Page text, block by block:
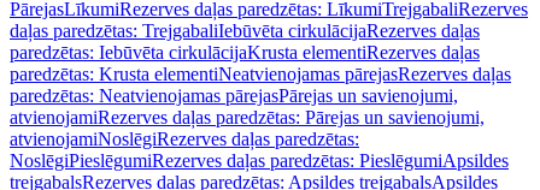
PārejasLīkumiRezerves daļas paredzētas: LīkumiTrejgabaliRezerves
daļas paredzētas: TrejgabaliIebūvēta cirkulācijaRezerves daļas
paredzētas: Iebūvēta cirkulācijaKrusta elementiRezerves daļas
paredzētas: Krusta elementiNeatvienojamas pārejasRezerves daļas
paredzētas: Neatvienojamas pārejasPārejas un savienojumi,
atvienojamiRezerves daļas paredzētas: Pārejas un savienojumi,
atvienojamiNoslēgiRezerves daļas paredzētas:
NoslēgiPieslēgumiRezerves daļas paredzētas: PieslēgumiApsildes
trejgabalsRezerves daļas paredzētas: Apsildes trejgabalsApsildes